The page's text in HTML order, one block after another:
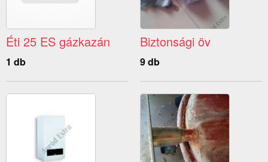
Éti 25 ES gázkazán
1 db
Biztonsági öv
9 db